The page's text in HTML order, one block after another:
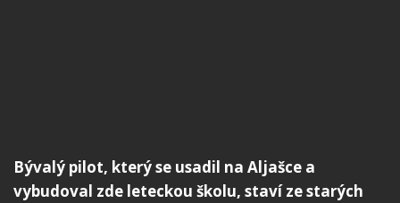
Bývalý pilot, který se usadil na Aljašce a
vybudoval zde leteckou školu, staví ze starých